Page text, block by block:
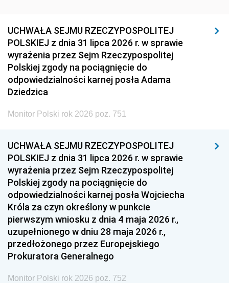
UCHWAŁA SEJMU RZECZYPOSPOLITEJ
POLSKIEJ z dnia 31 lipca 2026 r. w sprawie
wyrażenia przez Sejm Rzeczypospolitej
Polskiej zgody na pociągnięcie do
odpowiedzialności karnej posła Adama
Dziedzica
Monitor Polski rok 2026 poz. 751
UCHWAŁA SEJMU RZECZYPOSPOLITEJ
POLSKIEJ z dnia 31 lipca 2026 r. w sprawie
wyrażenia przez Sejm Rzeczypospolitej
Polskiej zgody na pociągnięcie do
odpowiedzialności karnej posła Wojciecha
Króla za czyn określony w punkcie
pierwszym wniosku z dnia 4 maja 2026 r.,
uzupełnionego w dniu 28 maja 2026 r.,
przedłożonego przez Europejskiego
Prokuratora Generalnego
Monitor Polski rok 2026 poz. 752